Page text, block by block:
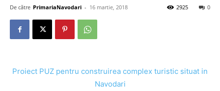
De către PrimariaNavodari - 16 martie, 2018 0
2925
Proiect PUZ pentru construirea complex turistic situat in
Navodari